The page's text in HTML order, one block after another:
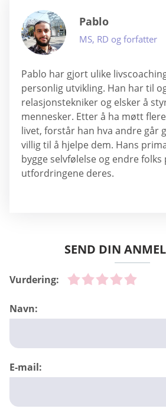
Pablo
MS, RD og forfatter
Pablo har gjort ulike
personlig utvikling. Han har til
relasjonstekniker og elsker å
mennesker. Etter å ha møtt
livet, forstår han hva andre går
villig til å hjelpe dem. Hans
bygge selvfølelse og endre folks
utfordringene deres.
SEND DIN
Vurdering:
Navn:
E-mail: